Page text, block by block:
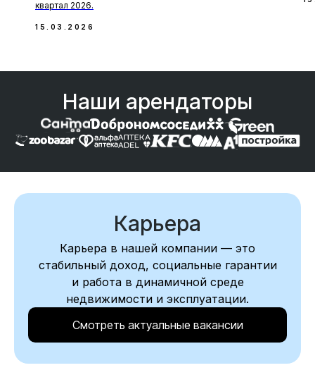
квартал 2026.
15.03.2026
Наши арендаторы
Карьера
Карьера в нашей компании — это
стабильный доход, социальные гарантии
и работа в динамичной среде
недвижимости и эксплуатации.
Смотреть актуальные вакансии